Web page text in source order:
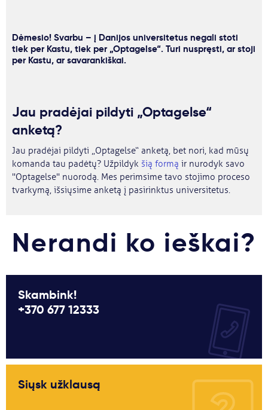
Dėmesio! Svarbu – į Danijos universitetus negali stoti
tiek per Kastu, tiek per „Optagelse“. Turi nuspręsti, ar stoji
per Kastu, ar savarankiškai.
Jau pradėjai pildyti „Optagelse“
anketą?
Jau pradėjai pildyti „Optagelse“ anketą, bet nori, kad mūsų
komanda tau padėtų? Užpildyk šią formą ir nurodyk savo
"Optagelse" nuorodą. Mes perimsime tavo stojimo proceso
tvarkymą, išsiųsime anketą į pasirinktus universitetus.
Nerandi ko ieškai?
Skambink!
+370 677 12333
Siųsk užklausą